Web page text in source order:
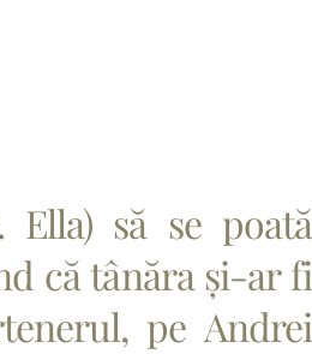
Ella) să se poată
că tânăra și-ar fi
pe Andrei